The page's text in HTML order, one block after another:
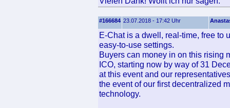
#166684 23.07.2018 - 17:42 Uhr
E-Chat is a dwell, real-time, free to
easy-to-use settings.
Buyers can money in on this rising
ICO, starting now by way of 31
at this event and our
the event of our first decentralized
technology.